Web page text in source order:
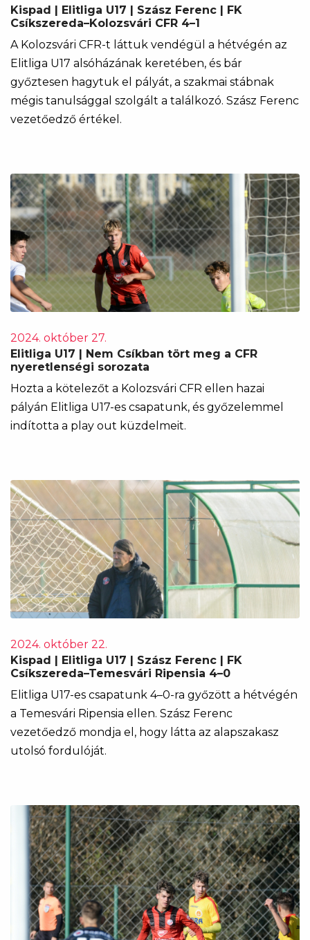
Kispad | Elitliga U17 | Szász Ferenc | FK
Csíkszereda–Kolozsvári CFR 4–1
A Kolozsvári CFR-t láttuk vendégül a hétvégén az
Elitliga U17 alsóházának keretében, és bár
győztesen hagytuk el pályát, a szakmai stábnak
mégis tanulsággal szolgált a találkozó. Szász Ferenc
vezetőedző értékel.
2024. október 27.
Elitliga U17 | Nem Csíkban tört meg a CFR
nyeretlenségi sorozata
Hozta a kötelezőt a Kolozsvári CFR ellen hazai
pályán Elitliga U17-es csapatunk, és győzelemmel
indította a play out küzdelmeit.
2024. október 22.
Kispad | Elitliga U17 | Szász Ferenc | FK
Csíkszereda–Temesvári Ripensia 4–0
Elitliga U17-es csapatunk 4–0-ra győzött a hétvégén
a Temesvári Ripensia ellen. Szász Ferenc
vezetőedző mondja el, hogy látta az alapszakasz
utolsó fordulóját.